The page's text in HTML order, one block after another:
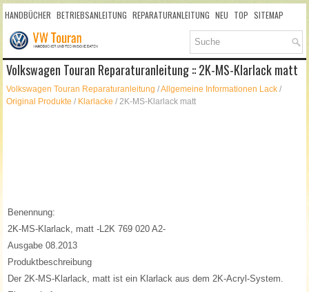
HANDBÜCHER BETRIEBSANLEITUNG REPARATURANLEITUNG NEU TOP SITEMAP
SUCHLAUF
Volkswagen Touran Reparaturanleitung :: 2K-MS-Klarlack matt
Volkswagen Touran Reparaturanleitung /Allgemeine Informationen Lack /
Original Produkte / Klarlacke / 2K-MS-Klarlack matt
Benennung:
2K-MS-Klarlack, matt -L2K 769 020 A2-
Ausgabe 08.2013
Produktbeschreibung
Der 2K-MS-Klarlack, matt ist ein Klarlack aus dem 2K-Acryl-System.